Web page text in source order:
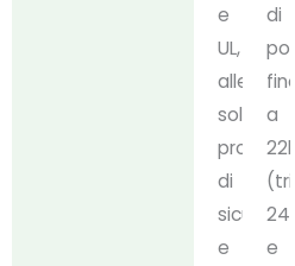
e
UL,
alle
solide
protezioni
di
sicurezza
e
di
fino
a
e